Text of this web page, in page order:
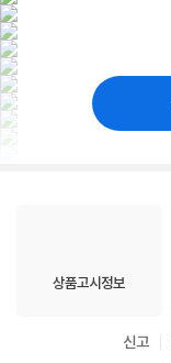
상품고시정보
신고